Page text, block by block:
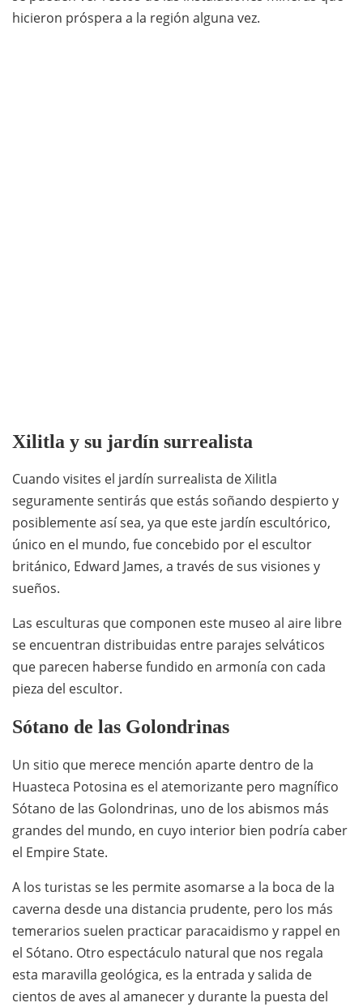
hicieron próspera a la región alguna vez.
Xilitla y su jardín surrealista
Cuando visites el jardín surrealista de Xilitla
seguramente sentirás que estás soñando despierto y
posiblemente así sea, ya que este jardín escultórico,
único en el mundo, fue concebido por el escultor
británico, Edward James, a través de sus visiones y
sueños.
Las esculturas que componen este museo al aire libre
se encuentran distribuidas entre parajes selváticos
que parecen haberse fundido en armonía con cada
pieza del escultor.
Sótano de las Golondrinas
Un sitio que merece mención aparte dentro de la
Huasteca Potosina es el atemorizante pero magnífico
Sótano de las Golondrinas, uno de los abismos más
grandes del mundo, en cuyo interior bien podría caber
el Empire State.
A los turistas se les permite asomarse a la boca de la
caverna desde una distancia prudente, pero los más
temerarios suelen practicar paracaidismo y rappel en
el Sótano. Otro espectáculo natural que nos regala
esta maravilla geológica, es la entrada y salida de
cientos de aves al amanecer y durante la puesta del